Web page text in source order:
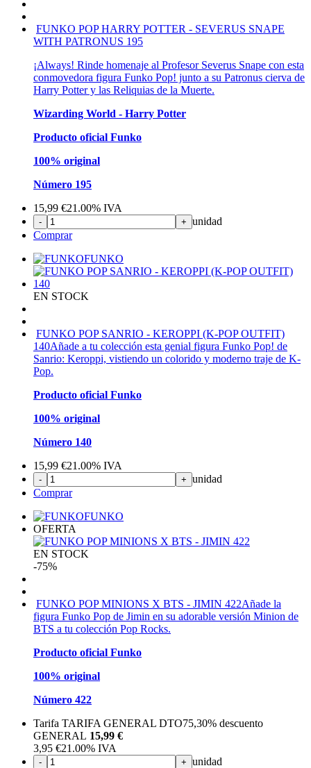
FUNKO POP HARRY POTTER - SEVERUS SNAPE
WITH PATRONUS 195
¡Always! Rinde homenaje al Profesor Severus Snape con esta
conmovedora figura Funko Pop! junto a su Patronus cierva de
Harry Potter y las Reliquias de la Muerte.
Wizarding World - Harry Potter
Producto oficial Funko
100% original
Número 195
15,99 €21.00% IVA
- + unidad
Comprar
FUNKO
EN STOCK
FUNKO POP SANRIO - KEROPPI (K-POP OUTFIT)
140Añade a tu colección esta genial figura Funko Pop! de
Sanrio: Keroppi, vistiendo un colorido y moderno traje de K-
Pop.
Producto oficial Funko
100% original
Número 140
15,99 €21.00% IVA
- + unidad
Comprar
FUNKO
OFERTA
EN STOCK
-75%
FUNKO POP MINIONS X BTS - JIMIN 422Añade la
figura Funko Pop de Jimin en su adorable versión Minion de
BTS a tu colección Pop Rocks.
Producto oficial Funko
100% original
Número 422
Tarifa TARIFA GENERAL DTO75,30% descuento
GENERAL 15,99 €
3,95 €21.00% IVA
- + unidad